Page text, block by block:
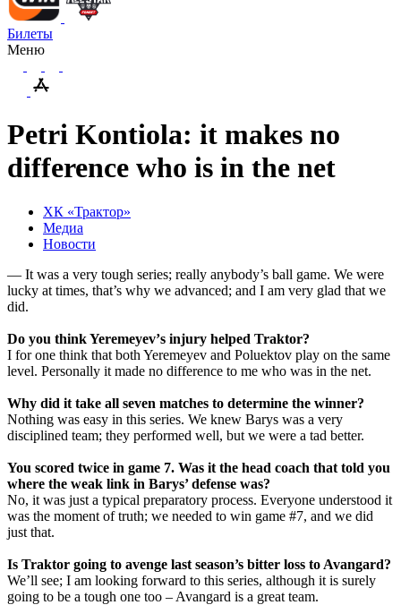
Билеты
Меню
Petri Kontiola: it makes no
difference who is in the net
ХК «Трактор»
Медиа
Новости
— It was a very tough series; really anybody’s ball game. We were
lucky at times, that’s why we advanced; and I am very glad that we
did.
Do you thinkYeremeyev’s injury helped Traktor?
I for one think that both Yeremeyev and Poluektov play on the same
level. Personally it made no difference to me who was in the net.
Why did it take all seven matches to determine the winner?
Nothing was easy in this series. We knew Barys was a very
disciplined team; they performed well, but we were a tad better.
You scored twice in game 7. Was it the head coach that told you
where the weak link in Barys’ defense was?
No, it was just a typical preparatory process. Everyone understood it
was the moment of truth; we needed to win game #7, and we did
just that.
Is Traktor going to avenge last season’s bitter loss to Avangard?
We’ll see; I am looking forward to this series, although it is surely
going to be a tough one too – Avangard is a great team.